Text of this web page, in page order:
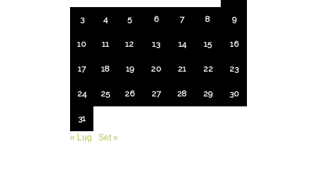
3 4 5 6 7 8 9
10 11 12 13 14 15 16
17 18 19 20 21 22 23
24 25 26 27 28 29 30
31
« Lug
Set »